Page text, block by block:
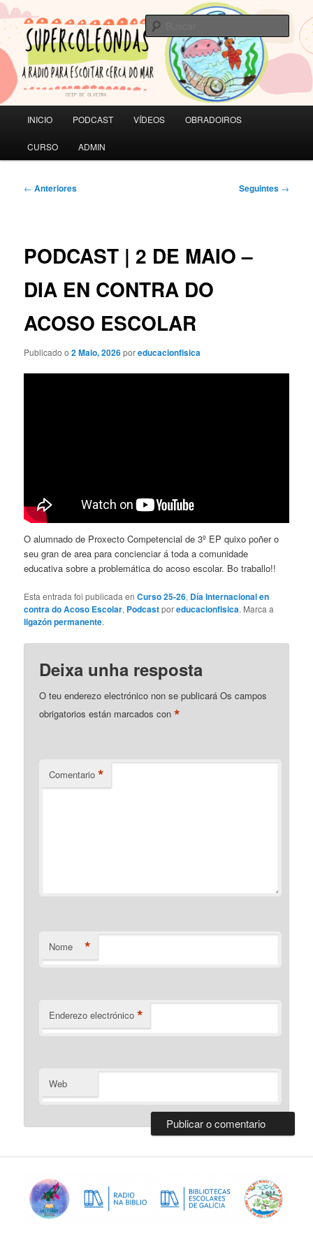
Saltar
ao
contido
principalSUPERCOLEONDAS
A RADIO PARA ESCOITAR CERCA DO MAR | CEIP de Olveira
principal
INICIO PODCAST VÍDEOS OBRADOIROS
CURSO ADMIN
Navegación
← Anteriores Seguintes →
PODCAST | 2 DE MAIO –
DIA EN CONTRA DO
ACOSO ESCOLAR
Publicado o2 Maio, 2026poreducacionfisica
O alumnado de Proxecto Competencial de 3º EP quixo poñer o
seu gran de area para concienciar á toda a comunidade
educativa sobre a problemática do acoso escolar. Bo traballo!!
Esta entrada foi publicada enCurso 25-26, Día Internacional en
contra do Acoso Escolar, Podcastporeducacionfisica. Marca a
ligazón permanente.
Deixa unha resposta
O teu enderezo electrónico non se publicará Os campos
obrigatorios están marcados con*
Comentario *
Nome *
Enderezo electrónico *
Web